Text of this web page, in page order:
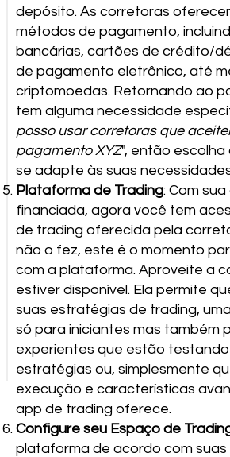
depósito. As corretoras
métodos de pagamento,
bancárias, cartões de crédito/
de pagamento eletrônico, até
criptomoedas. Retornando ao
tem alguma necessidade
posso usar corretoras que
pagamento XYZ", então
se adapte às suas
Plataforma de Trading: Com
financiada, agora você tem
de trading oferecida pela
não o fez, este é o momento
com a plataforma. Aproveite a
estiver disponível. Ela permite
suas estratégias de trading,
só para iniciantes mas também
experientes que estão
estratégias ou, simplesmente
execução e características
app de trading oferece.
Configure seu Espaço de
plataforma de acordo com suas